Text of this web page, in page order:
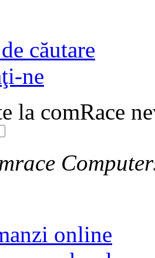
căutare
ne
la comRace
online